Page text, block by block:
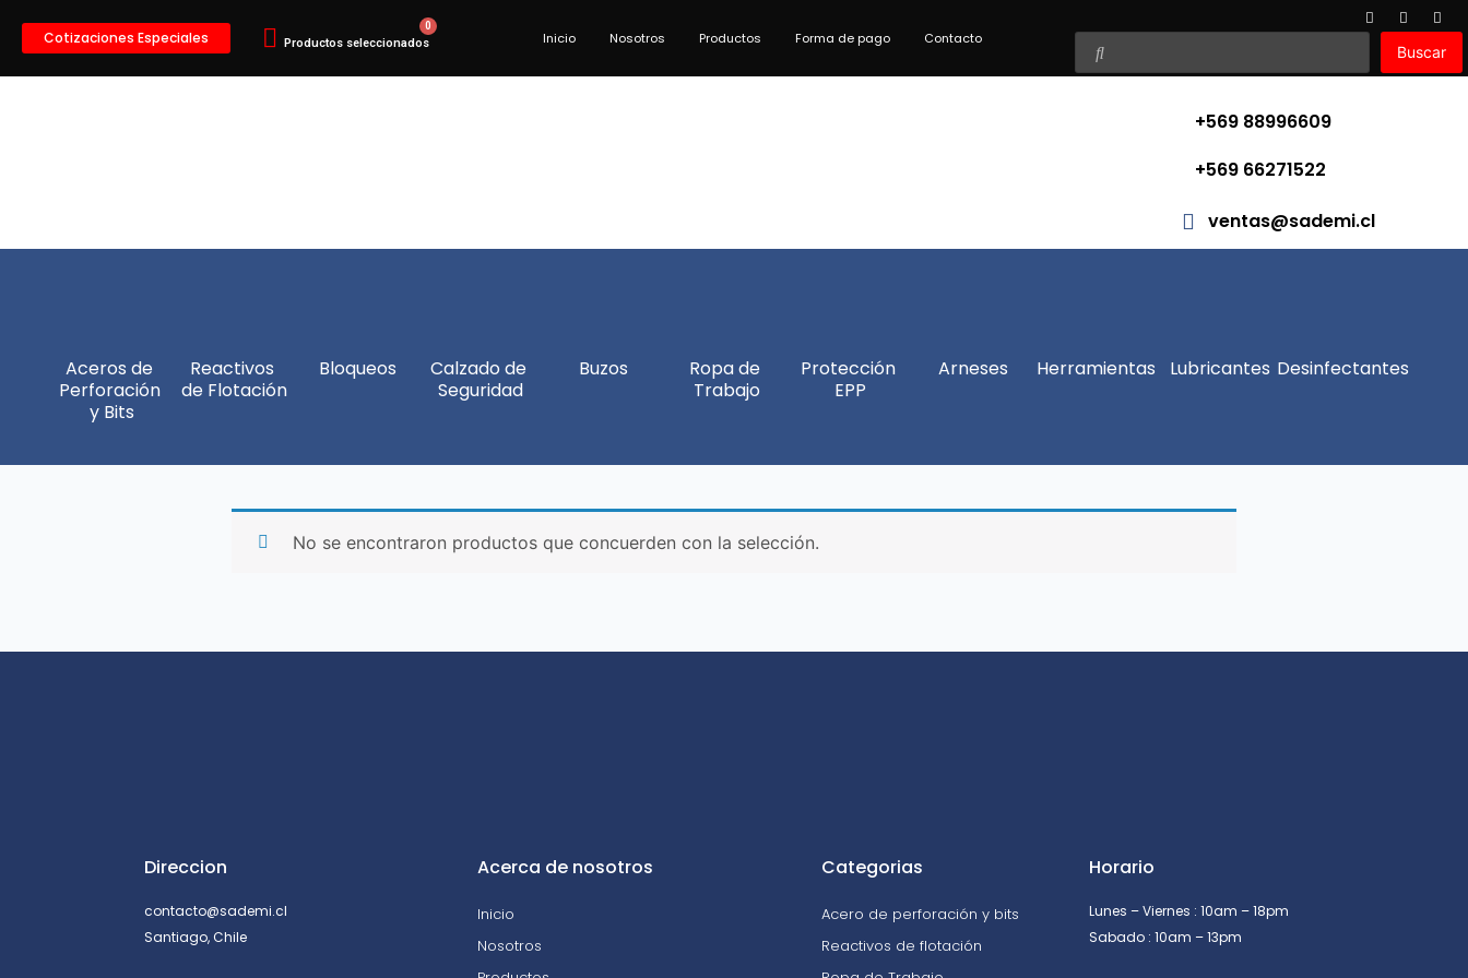
Cotizaciones Especiales Inicio Nosotros Productos Forma de pago Contacto
Buscar
+569 88996609
+569 66271522
ventas@sademi.cl
Aceros de
Perforación
y Bits
Reactivos
de Flotación
Bloqueos
Calzado de
Seguridad
Buzos
Ropa de
Trabajo
Protección
EPP
Arneses Herramientas Lubricantes Desinfectantes
No se encontraron productos que concuerden con la selección.
Direccion
contacto@sademi.cl
Santiago, Chile
Acerca de nosotros
Inicio
Nosotros
Categorias
Acero de perforación y bits
Reactivos de flotación
Horario
Lunes – Viernes : 10am – 18pm
Sabado : 10am – 13pm